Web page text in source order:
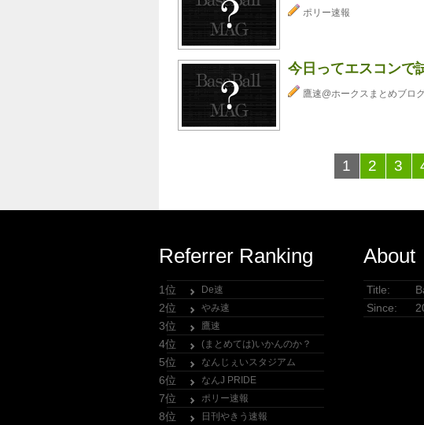
ポリー速報
今日ってエスコンで
鷹速@ホークスまとめブロ
1 2 3
Referrer Ranking
1位 De速
2位 やみ速
3位 鷹速
4位 (まとめては)いかんのか？
5位 なんじぇいスタジアム
6位 なんJ PRIDE
7位 ポリー速報
8位 日刊やきう速報
About
Title:
Since: